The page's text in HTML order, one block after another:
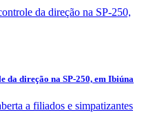
da direção na SP-250, em Ibiúna